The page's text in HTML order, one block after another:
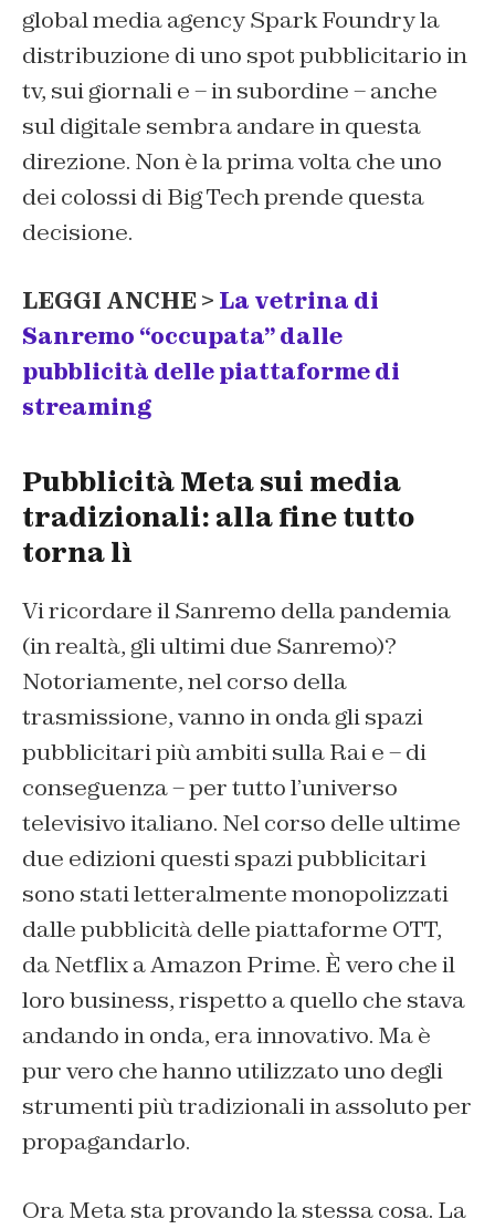
global media agency Spark Foundry la
distribuzione di uno spot pubblicitario in
tv, sui giornali e – in subordine – anche
sul digitale sembra andare in questa
direzione. Non è la prima volta che uno
dei colossi di Big Tech prende questa
decisione.
LEGGI ANCHE > La vetrina di
Sanremo “occupata” dalle
pubblicità delle piattaforme di
streaming
Pubblicità Meta sui media
tradizionali: alla fine tutto
torna lì
Vi ricordare il Sanremo della pandemia
(in realtà, gli ultimi due Sanremo)?
Notoriamente, nel corso della
trasmissione, vanno in onda gli spazi
pubblicitari più ambiti sulla Rai e – di
conseguenza – per tutto l’universo
televisivo italiano. Nel corso delle ultime
due edizioni questi spazi pubblicitari
sono stati letteralmente monopolizzati
dalle pubblicità delle piattaforme OTT,
da Netflix a Amazon Prime. È vero che il
loro business, rispetto a quello che stava
andando in onda, era innovativo. Ma è
pur vero che hanno utilizzato uno degli
strumenti più tradizionali in assoluto per
propagandarlo.
Ora Meta sta provando la stessa cosa. La